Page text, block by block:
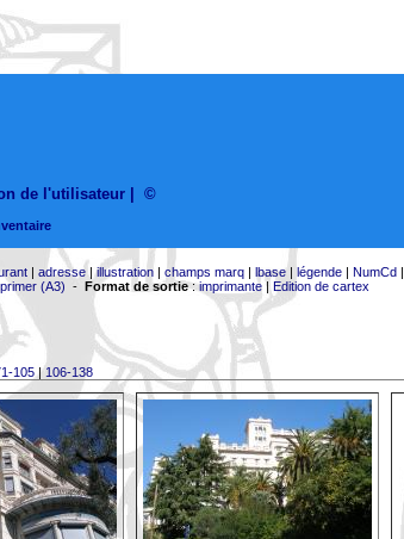
de l'utilisateur ©
| adresse|illustration| champs marq| lbase| légende| NumCd|
(A3) - Format de sortie:imprimante| Edition de cartex
105|106-138